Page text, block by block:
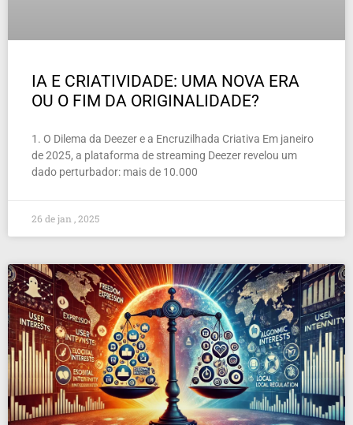
IA E CRIATIVIDADE: UMA NOVA ERA
OU O FIM DA ORIGINALIDADE?
1. O Dilema da Deezer e a Encruzilhada Criativa Em janeiro
de 2025, a plataforma de streaming Deezer revelou um
dado perturbador: mais de 10.000
26 de jan , 2025